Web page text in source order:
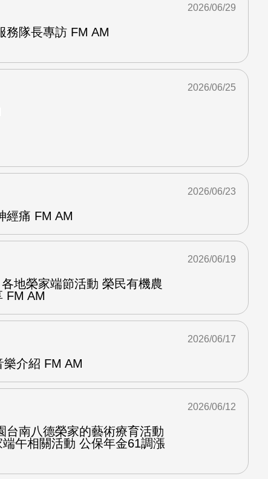
務隊長專訪 FM AM
2026/06/29
2026/06/25
經痛 FM AM
2026/06/23
地榮家端節活動 榮民有機農
FM AM
2026/06/19
介紹 FM AM
2026/06/17
台南八德榮家的藝術療育活動
午相關活動 公保年金61調漲
2026/06/12